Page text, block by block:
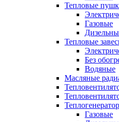
Тепловые
Газовые
Тепловые
Без
Водяные
Масляные
Газовые